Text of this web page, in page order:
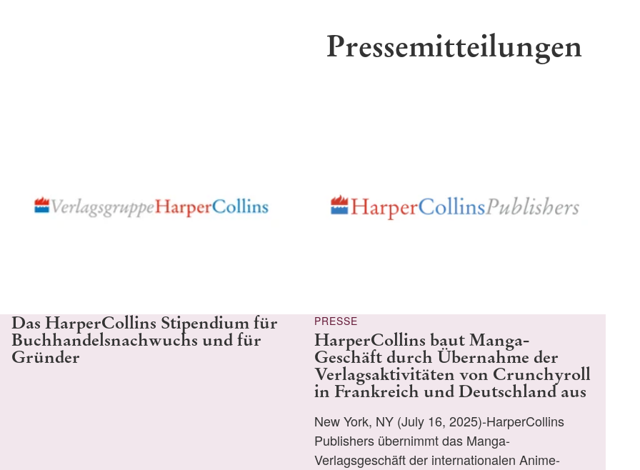
Pressemitteilungen
Das HarperCollins Stipendium für
Buchhandelsnachwuchs und für
Gründer
PRESSE
HarperCollins baut Manga-
Geschäft durch Übernahme der
Verlagsaktivitäten von Crunchyroll
in Frankreich und Deutschland aus
New York, NY (July 16, 2025)-HarperCollins
Publishers übernimmt das Manga-
Verlagsgeschäft der internationalen Anime-